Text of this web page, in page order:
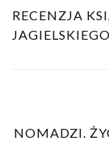
RECENZJA
JAGIELSKIEGO
NOMADZI.